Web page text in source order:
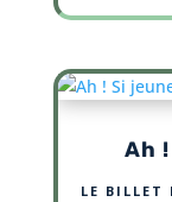
Ah
LE BILLET